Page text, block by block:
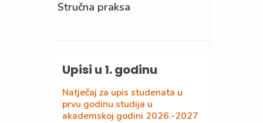
Stručna praksa
Upisi u 1. godinu
Natječaj za upis studenata u
prvu godinu studija u
akademskoj godini 2026.-2027